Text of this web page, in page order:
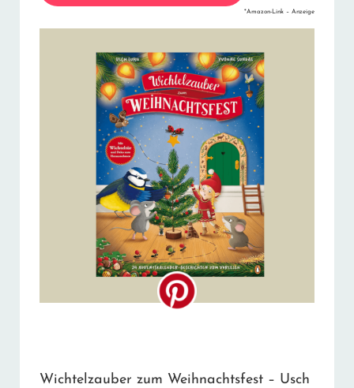
*Amazon-Link – Anzeige
Wichtelzauber zum Weihnachtsfest – Usch